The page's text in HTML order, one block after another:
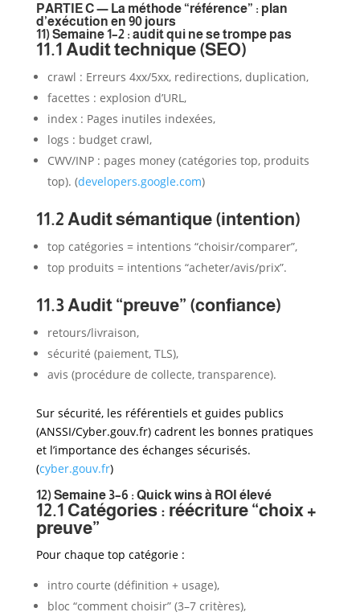
PARTIE C — La méthode “référence” : plan
d’exécution en 90 jours
11) Semaine 1–2 : audit qui ne se trompe pas
11.1 Audit technique (SEO)
crawl : Erreurs 4xx/5xx, redirections, duplication,
facettes : explosion d’URL,
index : Pages inutiles indexées,
logs : budget crawl,
CWV/INP : pages money (catégories top, produits
top). (developers.google.com)
11.2 Audit sémantique (intention)
top catégories = intentions “choisir/comparer”,
top produits = intentions “acheter/avis/prix”.
11.3 Audit “preuve” (confiance)
retours/livraison,
sécurité (paiement, TLS),
avis (procédure de collecte, transparence).
Sur sécurité, les référentiels et guides publics
(ANSSI/Cyber.gouv.fr) cadrent les bonnes pratiques
et l’importance des échanges sécurisés.
(cyber.gouv.fr)
12) Semaine 3–6 : Quick wins à ROI élevé
12.1 Catégories : réécriture “choix +
preuve”
Pour chaque top catégorie :
intro courte (définition + usage),
bloc “comment choisir” (3–7 critères),